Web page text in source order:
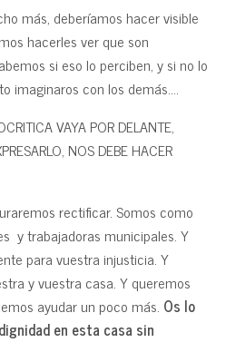
más, deberíamos hacer visible
hacerles ver que son
si eso lo perciben, y si no lo
imaginaros con los demás….
VAYA POR DELANTE,
NOS DEBE HACER
rectificar. Somos como
y trabajadoras municipales. Y
para vuestra injusticia. Y
y vuestra casa. Y queremos
ayudar un poco más. Os lo
en esta casa sin